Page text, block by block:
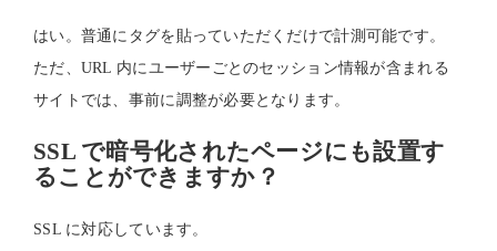
はい。普通にタグを貼っていただくだけで計測可能です。
ただ、URL 内にユーザーごとのセッション情報が含まれる
サイトでは、事前に調整が必要となります。
SSL で暗号化されたページにも設置す
ることができますか？
SSL に対応しています。